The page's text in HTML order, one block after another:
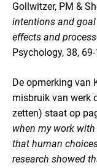
Gollwitzer, PM &
intentions and
effects and
Psychology, 38,
De opmerking van
misbruik van werk
zetten) staat op
when my work
that human
research showed